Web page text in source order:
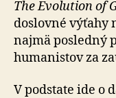
The Evolution of
doslovné výťahy
najmä posledný
humanistov za
V podstate ide o